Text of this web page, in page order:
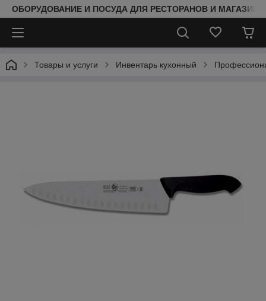
ОБОРУДОВАНИЕ И ПОСУДА ДЛЯ РЕСТОРАНОВ И
Товары и услуги Инвентарь кухонный